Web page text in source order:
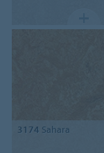
3174 Sahara